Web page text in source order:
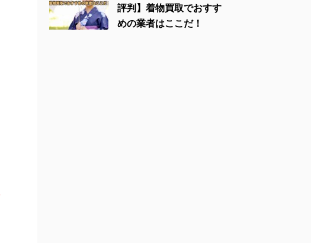
評判】着物買取でおすす
めの業者はここだ！